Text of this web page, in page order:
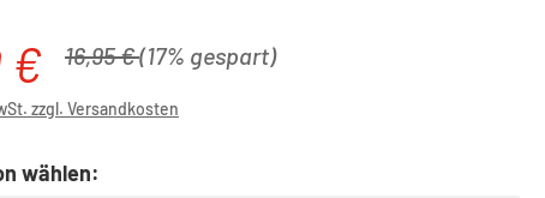
€ Regulärer Preis:
16,95 €(17% gespart)
zzgl. Versandkosten
wählen: